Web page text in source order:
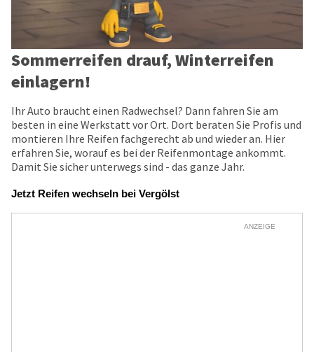
Sommerreifen drauf, Winterreifen
einlagern!
Ihr Auto braucht einen Radwechsel? Dann fahren Sie am
besten in eine Werkstatt vor Ort. Dort beraten Sie Profis und
montieren Ihre Reifen fachgerecht ab und wieder an. Hier
erfahren Sie, worauf es bei der Reifenmontage ankommt.
Damit Sie sicher unterwegs sind - das ganze Jahr.
Jetzt Reifen wechseln bei Vergölst
ANZEIGE